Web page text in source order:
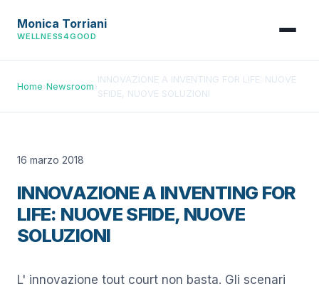
Monica Torriani
WELLNESS4GOOD
Home›Newsroom›
INNOVAZIONE A INVENTING FOR LIFE: NUOVE
SFIDE, NUOVE SOLUZIONI
16 marzo 2018
INNOVAZIONE A INVENTING FOR
LIFE: NUOVE SFIDE, NUOVE
SOLUZIONI
L' innovazione tout court non basta. Gli scenari